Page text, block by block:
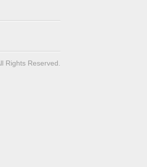
Rights Reserved.